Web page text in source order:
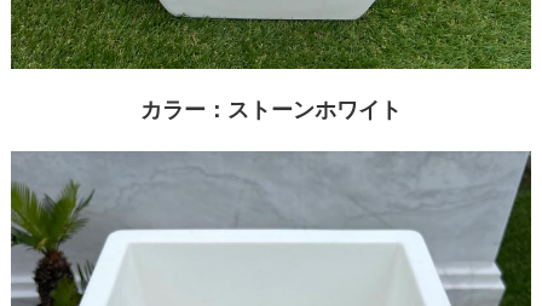
カラー：ストーンホワイト